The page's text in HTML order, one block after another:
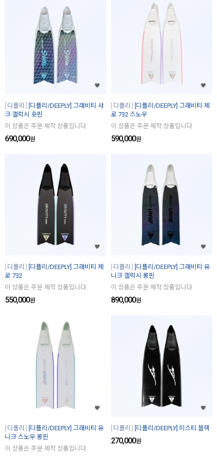
디플리
[디플리/DEEPLY] 그래비티 샤
크 갤럭시 숏핀
이 상품은 주문 제작 상품입니다.
690,000원
디플리
[디플리/DEEPLY] 그래비티 제
로 732 스노우
이 상품은 주문 제작 상품입니다.
590,000원
디플리
[디플리/DEEPLY] 그래비티 제
로 732
이 상품은 주문 제작 상품입니다.
550,000원
디플리
[디플리/DEEPLY] 그래비티 유
니크 갤럭시 롱핀
이 상품은 주문 제작 상품입니다.
890,000원
디플리
[디플리/DEEPLY] 그래비티 유
니크 스노우 롱핀
이 상품은 주문 제작 상품입니다.
디플리 [디플리/DEEPLY] 미스티 블랙
270,000원